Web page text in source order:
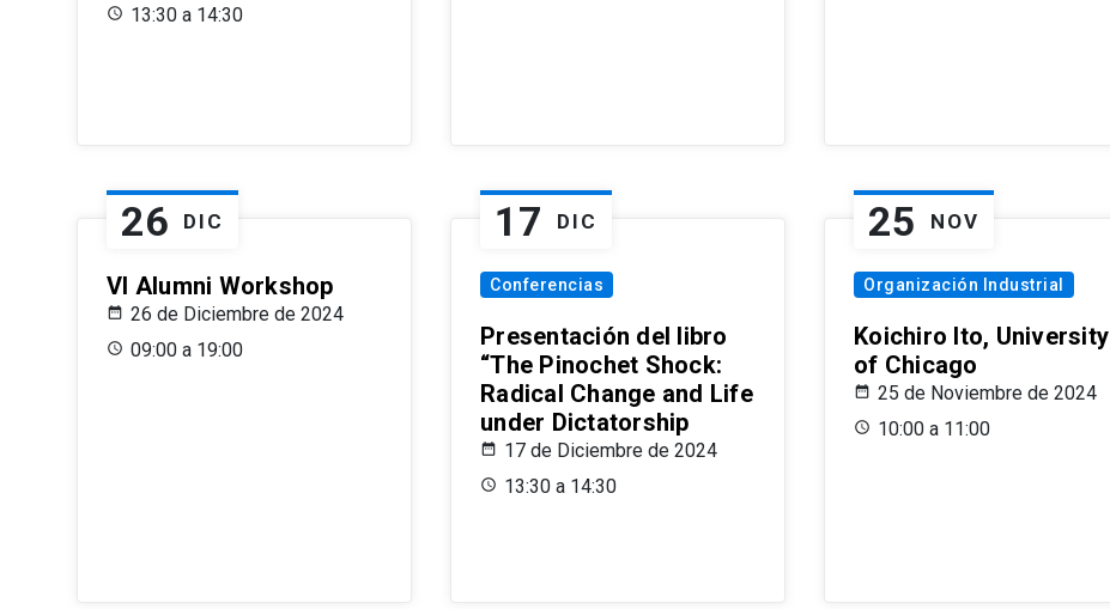
13:30 a 14:30
26 DIC
VI Alumni Workshop
26 de Diciembre de 2024
09:00 a 19:00
17 DIC
Conferencias
Presentación del libro
“The Pinochet Shock:
Radical Change and Life
under Dictatorship
17 de Diciembre de 2024
13:30 a 14:30
25 NOV
Organización Industrial
Koichiro Ito, University
of Chicago
25 de Noviembre de 2024
10:00 a 11:00